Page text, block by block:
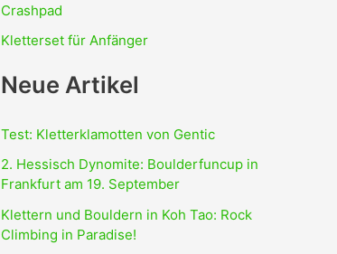
Crashpad
Kletterset für Anfänger
Neue Artikel
Test: Kletterklamotten von Gentic
2. Hessisch Dynomite: Boulderfuncup in
Frankfurt am 19. September
Klettern und Bouldern in Koh Tao: Rock
Climbing in Paradise!